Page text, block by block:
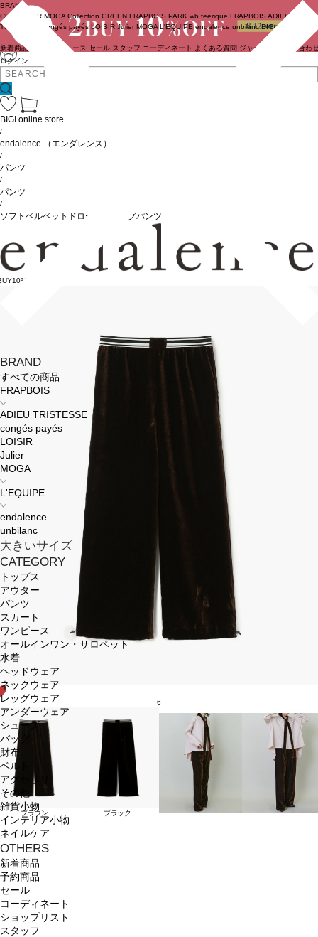
ログイン
BRAND
COUTURIER MOGA Collection GREEN FRAPBOIS PARK wb feerique FRAPBOIS ADIEU
TRISTESSE
congés payés LOISIR Julier MOGA L'EQUIPE endalence unbilanc BIGI online store
新着商品 ニュース セール スタッフ コーディネート よくある質問 ジャーナル お問い合わ
BRAND
すべての商品
FRAPBOIS
ADIEU TRISTESSE
congés payés
LOISIR
Julier
MOGA
L'EQUIPE
endalence
unbilanc
大きいサイズ
CATEGORY
トップス
アウター
パンツ
スカート
ワンピース
オールインワン・サロペット
水着
ヘッドウェア
ネックウェア
レッグウェア
アンダーウェア
シューズ
バッグ
財布
ベルト
アクセサリ
その他
雑貨小物
インテリア小物
ネイルケア
OTHERS
新着商品
予約商品
セール
コーディネート
ショップリスト
スタッフ
BIGI online store
/
endalence （エンダレンス）
/
パンツ
/
パンツ
/
ソフトベルベットドローストリングパンツ
6
ブラウン ブラック